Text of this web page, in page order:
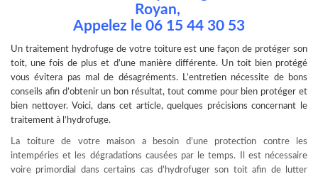
Royan,
Appelez le 06 15 44 30 53
Un traitement hydrofugede votre toiture est une façon de protéger son
toit, une fois de plus et d’une manière différente. Un toit bien protégé
vous évitera pas mal de désagréments. L’entretien nécessite de bons
conseils afin d’obtenir un bon résultat, tout comme pour bien protéger et
bien nettoyer. Voici, dans cet article, quelques précisions concernant le
traitement à l’hydrofuge.
La toiture de votre maison a besoin d’une protection contre les
intempéries et les dégradations causées par le temps. Il est nécessaire
voire primordial dans certains cas d’hydrofuger son toit afin de lutter